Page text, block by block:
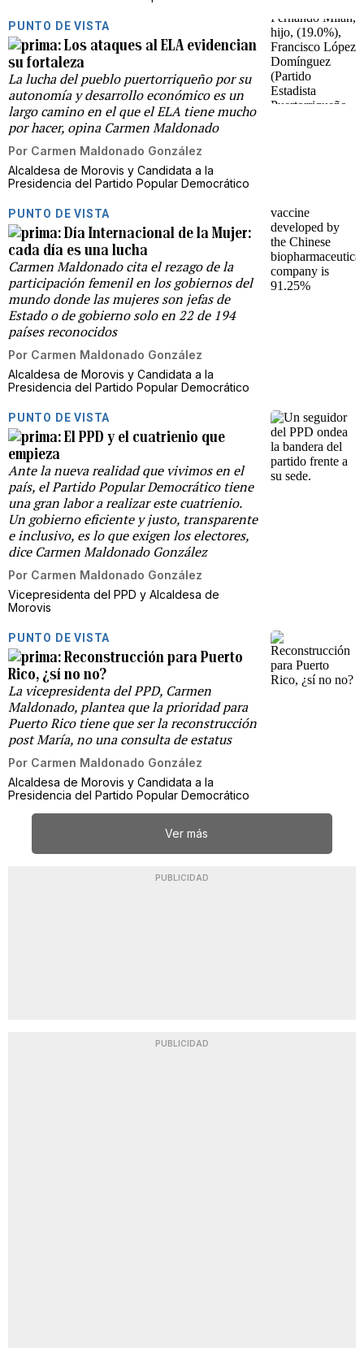
PUNTO DE VISTA
Los ataques al ELA evidencian
su fortaleza
La lucha del pueblo puertorriqueño por su
autonomía y desarrollo económico es un
largo camino en el que el ELA tiene mucho
por hacer, opina Carmen Maldonado
Por Carmen Maldonado González
Alcaldesa de Morovis y Candidata a la
Presidencia del Partido Popular Democrático
PUNTO DE VISTA
Día Internacional de la Mujer:
cada día es una lucha
Carmen Maldonado cita el rezago de la
participación femenil en los gobiernos del
mundo donde las mujeres son jefas de
Estado o de gobierno solo en 22 de 194
países reconocidos
Por Carmen Maldonado González
Alcaldesa de Morovis y Candidata a la
Presidencia del Partido Popular Democrático
PUNTO DE VISTA
El PPD y el cuatrienio que
empieza
Ante la nueva realidad que vivimos en el
país, el Partido Popular Democrático tiene
una gran labor a realizar este cuatrienio.
Un gobierno eficiente y justo, transparente
e inclusivo, es lo que exigen los electores,
dice Carmen Maldonado González
Por Carmen Maldonado González
Vicepresidenta del PPD y Alcaldesa de
Morovis
PUNTO DE VISTA
Reconstrucción para Puerto
Rico, ¿sí no no?
La vicepresidenta del PPD, Carmen
Maldonado, plantea que la prioridad para
Puerto Rico tiene que ser la reconstrucción
post María, no una consulta de estatus
Por Carmen Maldonado González
Alcaldesa de Morovis y Candidata a la
Presidencia del Partido Popular Democrático
Ver más
PUBLICIDAD
PUBLICIDAD